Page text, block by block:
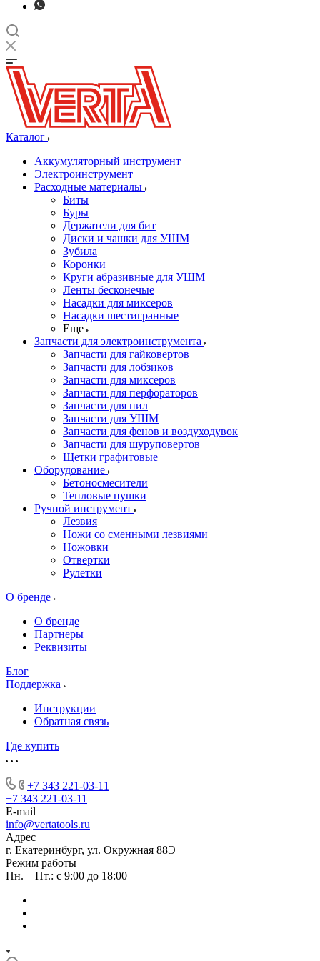
Каталог
Аккумуляторный инструмент
Электроинструмент
Расходные материалы
Биты
Буры
Держатели для бит
Диски и чашки для УШМ
Зубила
Коронки
Круги абразивные для УШМ
Ленты бесконечые
Насадки для миксеров
Насадки шестигранные
Еще
Запчасти для электроинструмента
Запчасти для гайковертов
Запчасти для лобзиков
Запчасти для миксеров
Запчасти для перфораторов
Запчасти для пил
Запчасти для УШМ
Запчасти для фенов и воздуходувок
Запчасти для шуруповертов
Щетки графитовые
Оборудование
Бетоносмесители
Тепловые пушки
Ручной инструмент
Лезвия
Ножи со сменными лезвиями
Ножовки
Отвертки
Рулетки
О бренде
О бренде
Партнеры
Реквизиты
Блог
Поддержка
Инструкции
Обратная связь
Где купить
+7 343 221-03-11
+7 343 221-03-11
E-mail
info@vertatools.ru
Адрес
г. Екатеринбург, ул. Окружная 88Э
Режим работы
Пн. – Пт.: с 9:00 до 18:00